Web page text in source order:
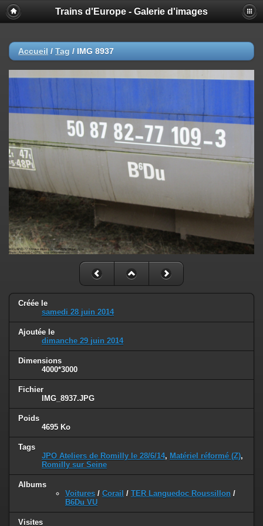
Trains d'Europe - Galerie d'images
Accueil / Tag / IMG 8937
Créée le
samedi 28 juin 2014
Ajoutée le
dimanche 29 juin 2014
Dimensions
4000*3000
Fichier
IMG_8937.JPG
Poids
4695 Ko
Tags
JPO Ateliers de Romilly le 28/6/14, Matériel réformé (Z),
Romilly sur Seine
Albums
Voitures / Corail / TER Languedoc Roussillon /
B6Du VU
Visites